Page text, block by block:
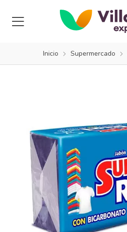
Inicio Supermercado